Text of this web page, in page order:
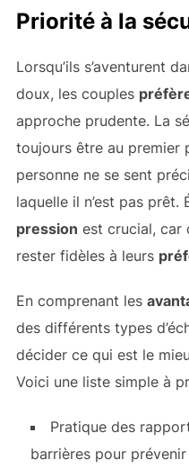
Priorité à la
Lorsqu’ils s’aventurent
doux, les couples
approche prudente. La
toujours être au premier
personne ne se sent
laquelle il n’est pas
pression est crucial, car
rester fidèles à leurs
En comprenant les
des différents types
décider ce qui est le
Voici une liste simple à
Pratique des
barrières pour prévenir